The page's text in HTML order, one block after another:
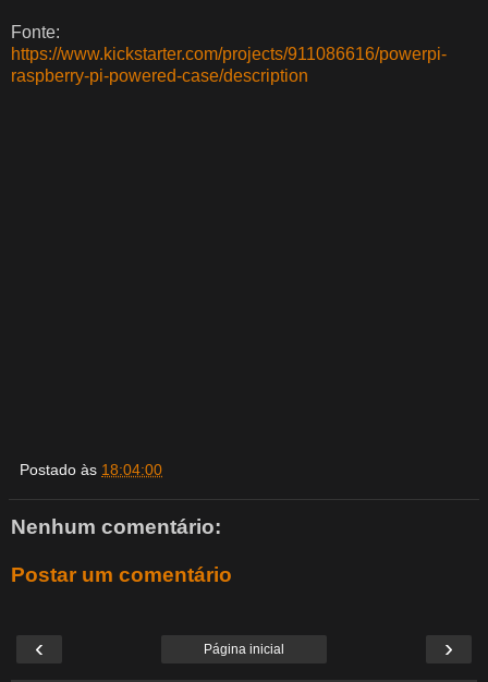
Fonte:
https://www.kickstarter.com/projects/911086616/powerpi-
raspberry-pi-powered-case/description
Postado às 18:04:00
Nenhum comentário:
Postar um comentário
‹ ›
Página inicial